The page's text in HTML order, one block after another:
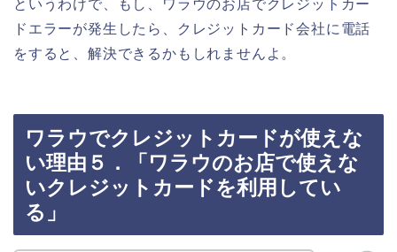
というわけで、もし、ワラウのお店でクレジットカー
ドエラーが発生したら、クレジットカード会社に電話
をすると、解決できるかもしれませんよ。
ワラウでクレジットカードが使えな
い理由５．「ワラウのお店で使えな
いクレジットカードを利用してい
る」